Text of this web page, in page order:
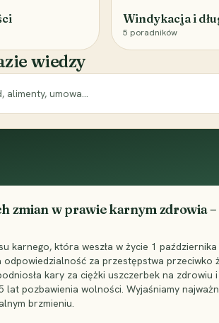
Windykacja i
5 poradników
wiedzy
zmian w prawie karnym zdrowia –
karnego, która weszła w życie 1 października
odpowiedzialność za przestępstwa przeciwko
kary za ciężki uszczerbek na zdrowiu i
lat pozbawienia wolności. Wyjaśniamy
brzmieniu.